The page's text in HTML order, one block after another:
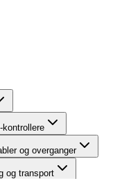
kontrollere
og overganger
og transport